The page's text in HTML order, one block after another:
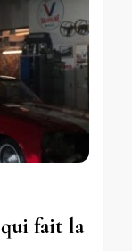
qui fait la